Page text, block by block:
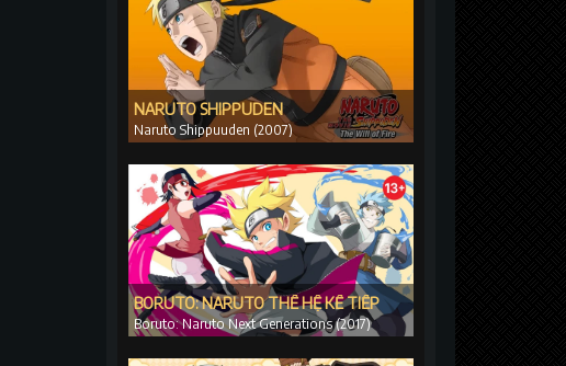
NARUTO SHIPPUDEN
Naruto Shippuuden (2007)
BORUTO: NARUTO THẾ HỆ KẾ TIẾP
Boruto: Naruto Next Generations (2017)